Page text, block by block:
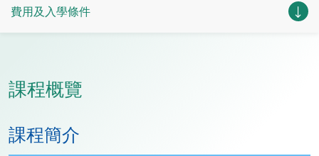
費用及入學條件
課程概覽
課程簡介